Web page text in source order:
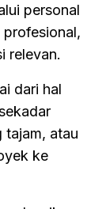
personal
relevan.
dari hal
tajam, atau
ke